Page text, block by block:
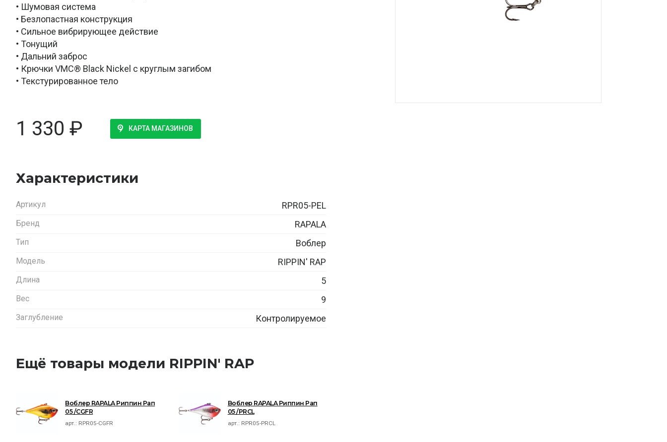
• Шумовая система
• Безлопастная конструкция
• Сильное вибрирующее действие
• Тонущий
• Дальний заброс
• Крючки VMC® Black Nickel с круглым загибом
• Текстурированное тело
1 330 ₽ КАРТА МАГАЗИНОВ
Характеристики
Артикул RPR05-PEL
Бренд RAPALA
Тип Воблер
Модель RIPPIN' RAP
Длина 5
Вес 9
Заглубление Контролируемое
Ещё товары модели RIPPIN' RAP
Воблер RAPALA Риппин Рап
05 /CGFR
арт.: RPR05-CGFR
Воблер RAPALA Риппин Рап
05 /PRCL
арт.: RPR05-PRCL